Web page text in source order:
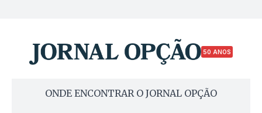
50 ANOS
ONDE ENCONTRAR O JORNAL OPÇÃO